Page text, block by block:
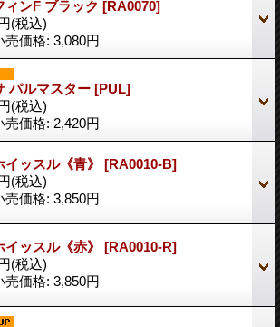
ィンF ブラック [RA0070]
(税込)
売価格: 3,080円
パルマスター [PUL]
(税込)
売価格: 2,420円
イッスル《青》 [RA0010-B]
(税込)
売価格: 3,850円
イッスル《赤》 [RA0010-R]
(税込)
売価格: 3,850円